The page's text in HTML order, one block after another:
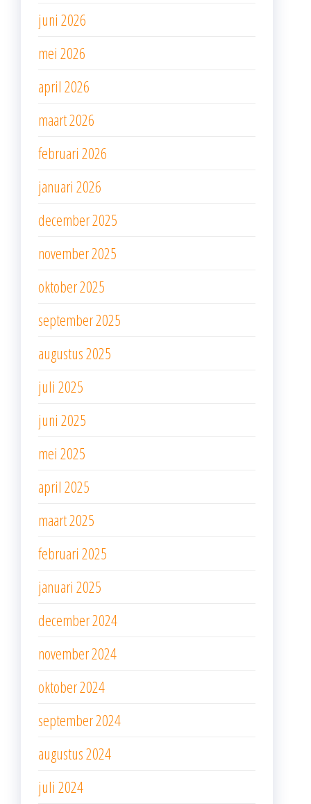
juni 2026
mei 2026
april 2026
maart 2026
februari 2026
januari 2026
december 2025
november 2025
oktober 2025
september 2025
augustus 2025
juli 2025
juni 2025
mei 2025
april 2025
maart 2025
februari 2025
januari 2025
december 2024
november 2024
oktober 2024
september 2024
augustus 2024
juli 2024